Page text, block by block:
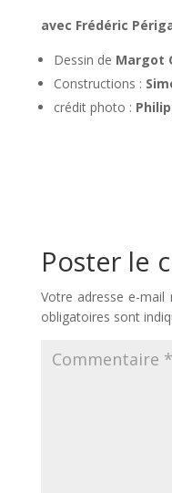
avec Frédéric
Dessin de Margot
Constructions :
crédit photo :
Poster le
Votre adresse e-mail
obligatoires sont